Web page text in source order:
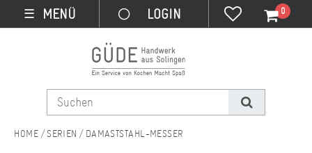
☰ MENÜ 0
SERIEN DAMASTSTAHL-MESSER